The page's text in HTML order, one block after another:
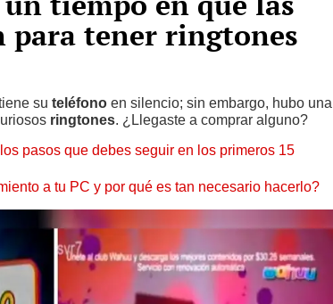
para tener ringtones
su teléfono en silencio; sin embargo, hubo una
ringtones. ¿Llegaste a comprar alguno?
pasos que debes seguir en los primeros 15
a tu PC y por qué es tan necesario hacerlo?